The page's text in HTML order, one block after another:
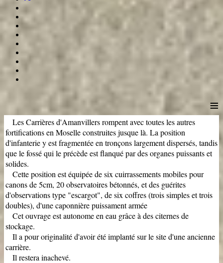
≡
Les Carrières d'Amanvillers rompent avec toutes les autres
fortifications en Moselle construites jusque là. La position
d'infanterie y est fragmentée en tronçons largement dispersés, tandis
que le fossé qui le précède est flanqué par des organes puissants et
solides.
Cette position est équipée de six cuirrassements mobiles pour
canons de 5cm, 20 observatoires bétonnés, et des guérites
d'observations type "escargot", de six coffres (trois simples et trois
doubles), d'une caponnière puissament armée
Cet ouvrage est autonome en eau grâce à des citernes de
stockage.
Il a pour originalité d'avoir été implanté sur le site d'une ancienne
carrière.
Il restera inachevé.